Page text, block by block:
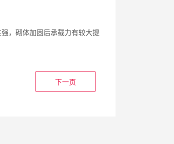
，砌体加固后承载力有较大提
下一页